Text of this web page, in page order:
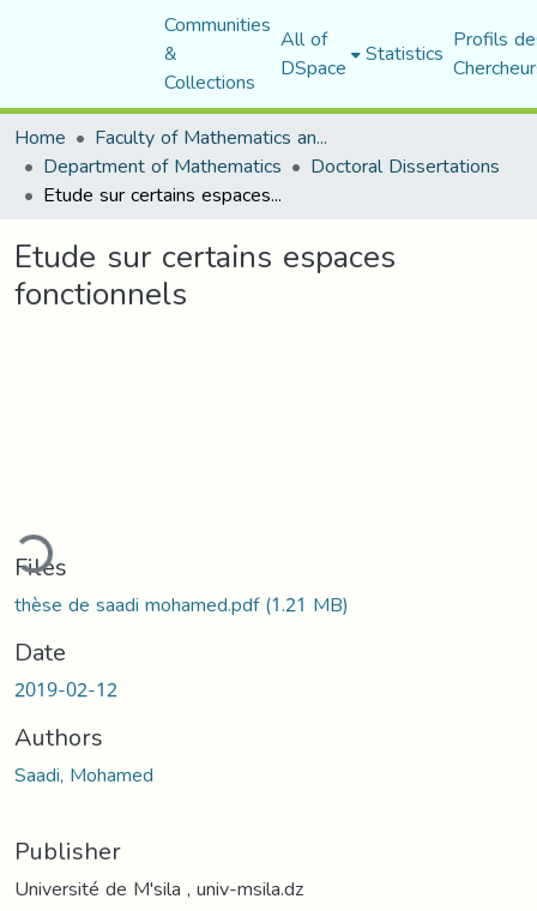
Communities
&
Collections
All of
DSpace Statistics Profils
Home
Faculty of Mathematics and Computer Science
Department of Mathematics Doctoral Dissertations
Etude sur certains espaces fonctionnels
Etude sur certains espaces
fonctionnels
Files
thèse de saadi mohamed.pdf(1.21 MB)
Date
2019-02-12
Authors
Saadi, Mohamed
Publisher
Université de M'sila , univ-msila.dz